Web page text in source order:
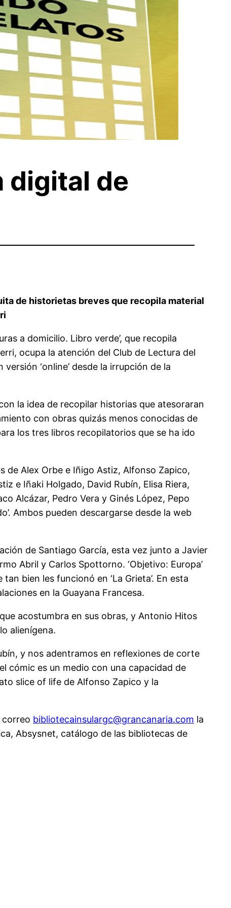
digital de
de historietas breves que recopila material
a domicilio. Libro verde’, que recopila
ocupa la atención del Club de Lectura del
‘online’ desde la irrupción de la
la idea de recopilar historias que atesoraran
con obras quizás menos conocidas de
los tres libros recopilatorios que se ha ido
de Alex Orbe e Iñigo Astiz, Alfonso Zapico,
e Iñaki Holgado, David Rubín, Elisa Riera,
Alcázar, Pedro Vera y Ginés López, Pepo
Ambos pueden descargarse desde la web
de Santiago García, esta vez junto a Javier
Abril y Carlos Spottorno. ‘Objetivo: Europa’
bien les funcionó en ‘La Grieta’. En esta
en la Guayana Francesa.
acostumbra en sus obras, y Antonio Hitos
alienígena.
y nos adentramos en reflexiones de corte
cómic es un medio con una capacidad de
slice of life de Alfonso Zapico y la
correo bibliotecainsulargc@grancanaria.com la
Absysnet, catálogo de las bibliotecas de